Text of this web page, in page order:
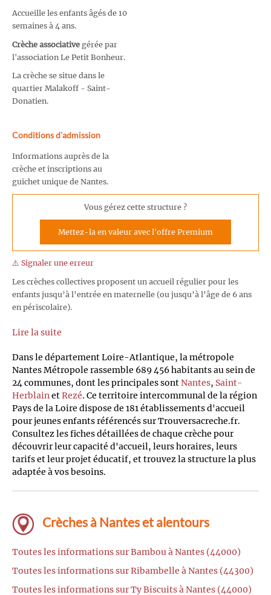
Accueille les enfants âgés de 10
semaines à 4 ans.
Crèche associative gérée par
l'association Le Petit Bonheur.
La crèche se situe dans le
quartier Malakoff - Saint-
Donatien.
Conditions d'admission
Informations auprès de la
crèche et inscriptions au
guichet unique de Nantes.
Vous gérez cette structure ?
Mettez-la en valeur avec l'offre Premium
⚠️ Signaler une erreur
Les crèches collectives proposent un accueil régulier pour les
enfants jusqu’à l’entrée en maternelle (ou jusqu’à l’âge de 6 ans
en périscolaire).
Lire la suite
Dans le département Loire-Atlantique, la métropole
Nantes Métropole rassemble 689 456 habitants au sein de
24 communes, dont les principales sontNantes, Saint-
HerblainetRezé. Ce territoire intercommunal de la région
Pays de la Loire dispose de 181 établissements d'accueil
pour jeunes enfants référencés sur Trouversacreche.fr.
Consultez les fiches détaillées de chaque crèche pour
découvrir leur capacité d'accueil, leurs horaires, leurs
tarifs et leur projet éducatif, et trouvez la structure la plus
adaptée à vos besoins.
Crèches à Nantes et alentours
Toutes les informations sur Bambou à Nantes (44000)
Toutes les informations sur Ribambelle à Nantes (44300)
Toutes les informations sur Ty Biscuits à Nantes (44000)